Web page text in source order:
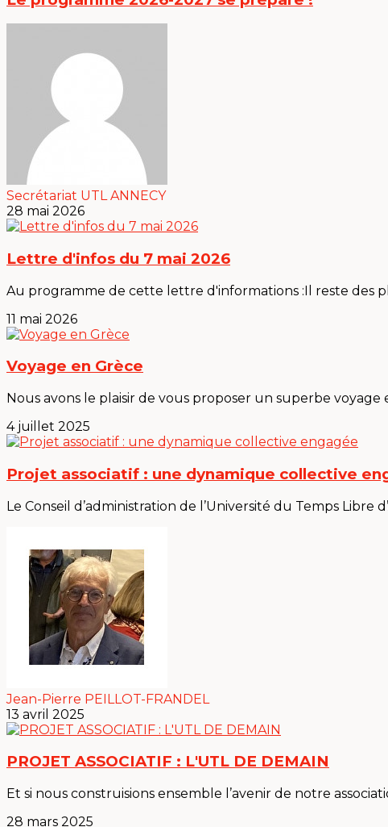
Secrétariat UTL ANNECY
28 mai 2026
Lettre d'infos du 7 mai 2026
Au programme de cette lettre d'informations :Il reste des
11 mai 2026
Voyage en Grèce
Nous avons le plaisir de vous proposer un superbe voyage
4 juillet 2025
Projet associatif : une dynamique collective
Le Conseil d’administration de l’Université du Temps Libre
Jean-Pierre PEILLOT-FRANDEL
13 avril 2025
PROJET ASSOCIATIF : L'UTL DE DEMAIN
Et si nous construisions ensemble l’avenir de notre
28 mars 2025